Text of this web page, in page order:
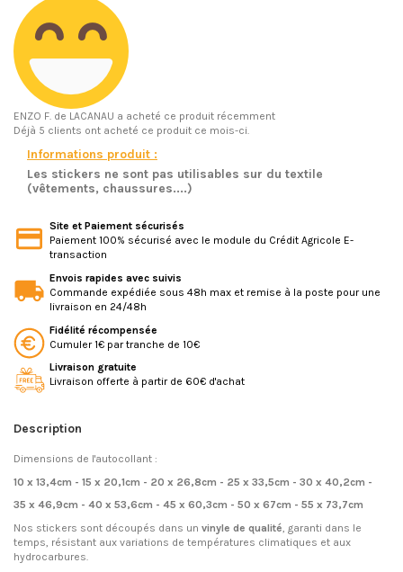
ENZO F. de LACANAU a acheté ce produit récemment
Déjà 5 clients ont acheté ce produit ce mois-ci.
Informations produit :
Les stickers ne sont pas utilisables sur du textile
(vêtements, chaussures....)
Site et Paiement sécurisés
Paiement 100% sécurisé avec le module du Crédit Agricole E-
transaction
Envois rapides avec suivis
Commande expédiée sous 48h max et remise à la poste pour une
livraison en 24/48h
Fidélité récompensée
Cumuler 1€ par tranche de 10€
Livraison gratuite
Livraison offerte à partir de 60€ d'achat
Description
Dimensions de l'autocollant :
10 x 13,4cm - 15 x 20,1cm - 20 x 26,8cm - 25 x 33,5cm - 30 x 40,2cm -
35 x 46,9cm - 40 x 53,6cm - 45 x 60,3cm - 50 x 67cm - 55 x 73,7cm
Nos stickers sont découpés dans un vinyle de qualité , garanti dans le
temps, résistant aux variations de températures climatiques et aux
hydrocarbures.